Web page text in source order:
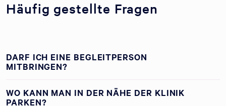
Häufig gestellte Fragen
DARF ICH EINE BEGLEITPERSON
MITBRINGEN?
WO KANN MAN IN DER NÄHE DER KLINIK
PARKEN?